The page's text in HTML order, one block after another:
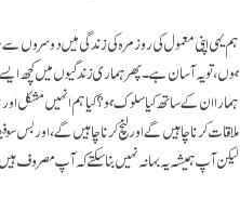
ہم یہی اپنی معمول کی روزمرہ کی زندگی میں
ہوں، تو یہ آسان ہے۔ پھر ہماری زندگیوں میں کچھ
ہمارا ان کے ساتھ کیا سلوک ہو؟ کیا ہم انہیں مشکل
ملاقات کرنا چاہیں گے اور لنچ کرنا چاہیں گے،
لیکن آپ ہمیشہ یہ بہانہ نہیں بنا سکتے کہ آپ مصروف